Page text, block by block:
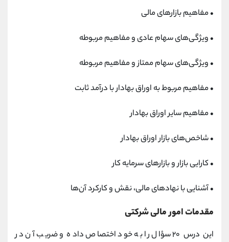
• مفاهیم بازارهای مالی
• ویژگی‌های سهام عادی و مفاهیم مربوطه
• ویژگی‌های سهام ممتاز و مفاهیم مربوطه
• مفاهیم مربوط به اوراق بهادار با درآمد ثابت
• مفاهیم سایر اوراق بهادار
• شاخص‌های بازار اوراق بهادار
• کارایی بازار و بازارهای سرمایه کار
• آشنایی با نهادهای مالی، نقش و کارکرد آن‌ها
مقدمات امور مالی شرکتی
این درس ۲۰ سؤال را به خود اختصاص داده و ضریب آن در